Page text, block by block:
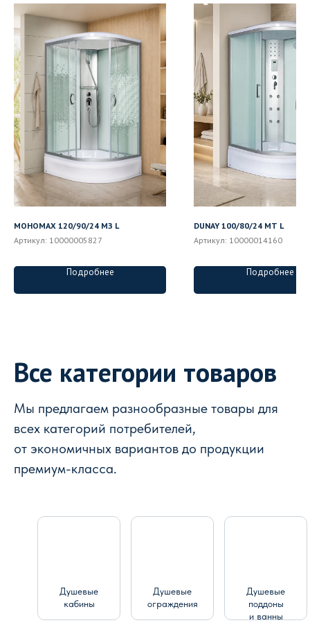
МОНОМАХ 120/90/24 МЗ L
Артикул: 10000005827
Подробнее
DUNAY 100/80/24 MT L
Артикул: 10000014160
Подробнее
Все категории товаров
Мы предлагаем разнообразные товары для
всех категорий потребителей,
от экономичных вариантов до продукции
премиум-класса.
Душевые
кабины
Душевые
ограждения
Душевые
поддоны
и ванны